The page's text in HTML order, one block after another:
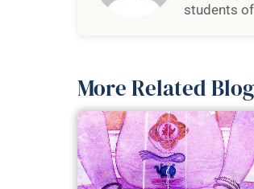
students
More Related